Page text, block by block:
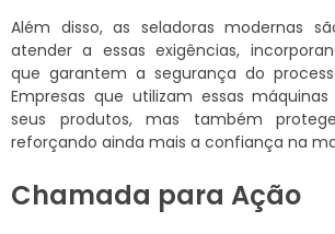
Além disso, as seladoras modernas
atender a essas exigências,
que garantem a segurança do
Empresas que utilizam essas
seus produtos, mas também
reforçando ainda mais a confiança na
Chamada para Ação